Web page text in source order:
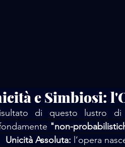
e Simbiosi:
di questo lustro di
"non-
Unicità Assoluta: l’opera